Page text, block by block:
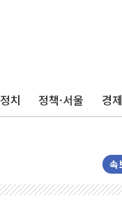
정치 정책·서울 경제
속